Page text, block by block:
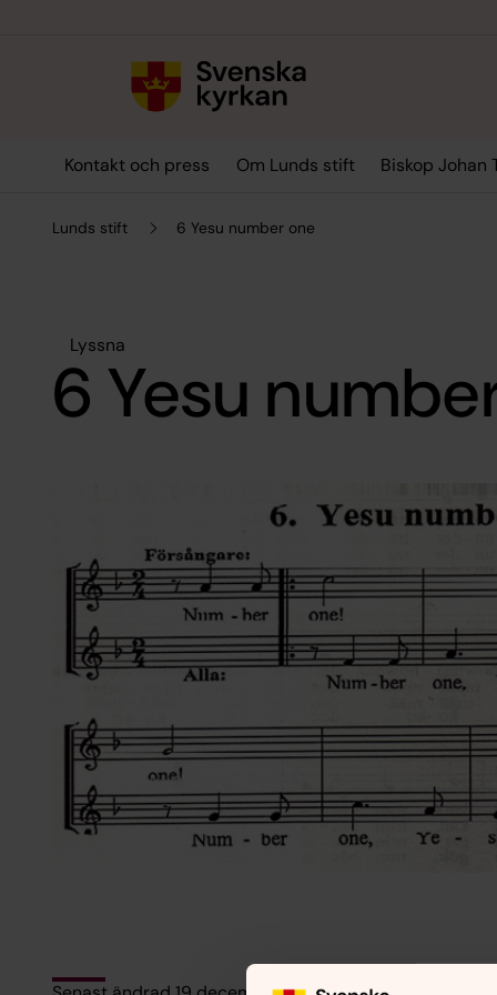
Kontakt och press Om Lunds stift Biskop Johan
Lunds stift 6 Yesu number one
Lyssna
6 Yesu